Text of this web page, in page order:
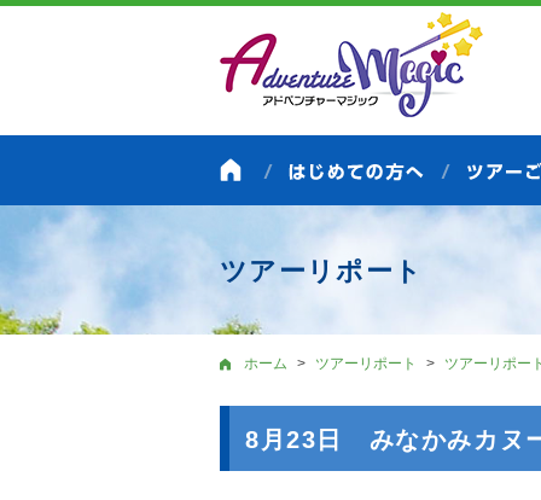
ツアーリポート
ホーム ツアーリポート ツアーリポー
8月23日 みなかみカヌ